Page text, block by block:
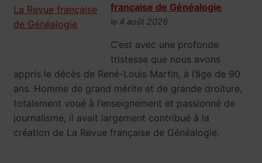
française de Généalogie
le 4 août 2026
C’est avec une profonde
tristesse que nous avons
appris le décès de René-Louis Martin, à l’âge de 90
ans. Homme de grand mérite et de grande droiture,
totalement voué à l’enseignement et passionné de
journalisme, il avait largement contribué à la
création de La Revue française de Généalogie.